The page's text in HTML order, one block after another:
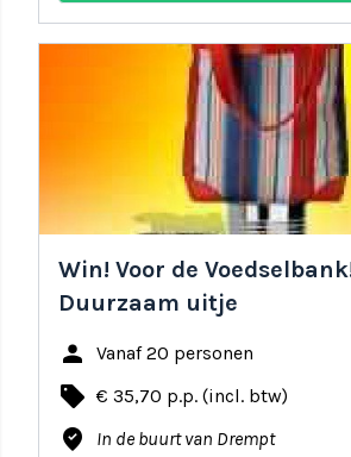
Win! Voor de
Duurzaam uitje
person Vanaf 20 personen
local_offer € 35,70 p.p. (incl. btw)
where_to_vote In de buurt van Drempt